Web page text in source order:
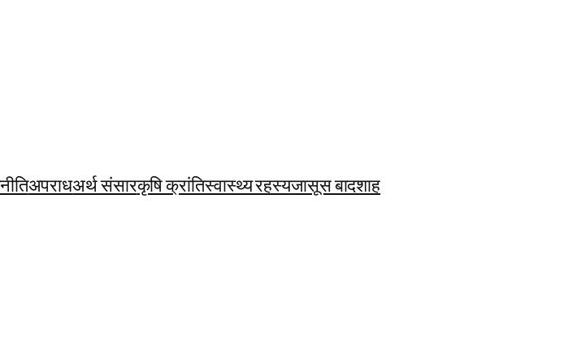
अपराधअर्थ संसारकृषि क्रांतिस्वास्थ्य रहस्यजासूस बादशाह